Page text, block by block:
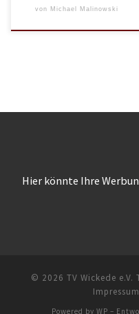
von Michael Malinowski
Hier könnte Ihre
© 2026 TV Wickede e.V.
Powered by WP –